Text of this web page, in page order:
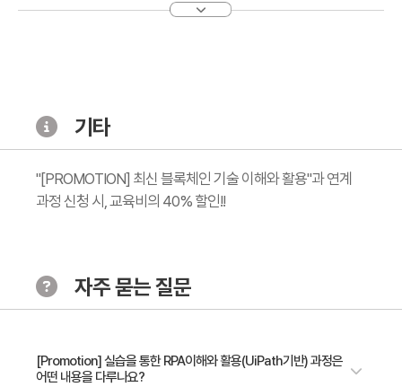
- Selectors
- E-mail Automatio
기타
"[PROMOTION] 최신 블록체인 기술 이해와 활용"과 연계
과정 신청 시, 교육비의 40% 할인!!
자주 묻는 질문
[Promotion] 실습을 통한 RPA이해와 활용(UiPath기반) 과정은
어떤 내용을 다루나요?